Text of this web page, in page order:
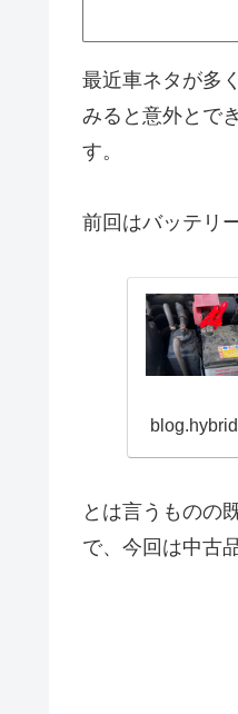
最近車ネタが多
みると意外とで
す。
前回はバッテリ
とは言うものの
で、今回は中古